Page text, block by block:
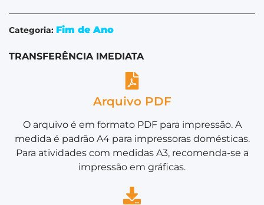
Categoria: Fim de Ano
TRANSFERÊNCIA IMEDIATA
Arquivo PDF
O arquivo é em formato PDF para impressão. A
medida é padrão A4 para impressoras domésticas.
Para atividades com medidas A3, recomenda-se a
impressão em gráficas.